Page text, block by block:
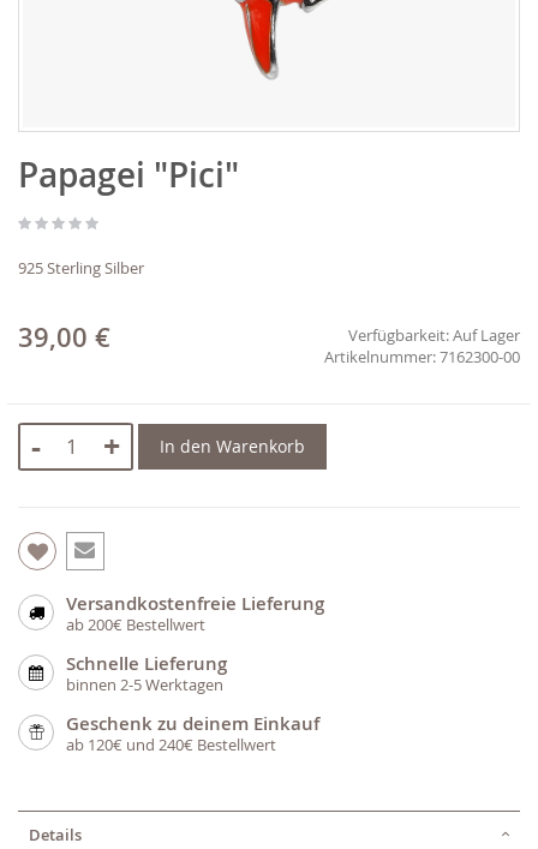
Anfang
der
springen
Papagei "Pici"
925 Sterling Silber
39,00 € Verfügbarkeit:Auf Lager
7162300-00
- + In den Warenkorb
Versandkostenfreie Lieferung
ab 200€ Bestellwert
Schnelle Lieferung
binnen 2-5 Werktagen
Geschenk zu deinem Einkauf
ab 120€ und 240€ Bestellwert
Details